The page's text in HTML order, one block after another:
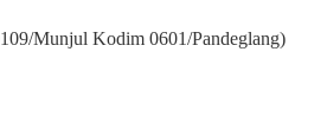
Gunung
Munjul Kodim 0601/Pandeglang)